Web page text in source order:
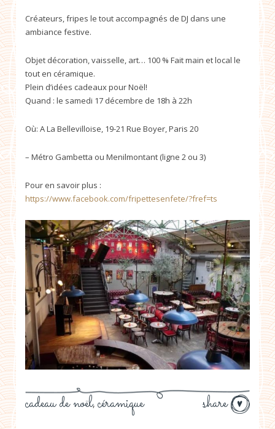
Créateurs, fripes le tout accompagnés de DJ dans une
ambiance festive.
Objet décoration, vaisselle, art… 100 % Fait main et local le
tout en céramique.
Plein d’idées cadeaux pour Noël!
Quand : le samedi 17 décembre de 18h à 22h
Où: A La Bellevilloise, 19-21 Rue Boyer, Paris 20
– Métro Gambetta ou Menilmontant (ligne 2 ou 3)
Pour en savoir plus :
https://www.facebook.com/fripettesenfete/?fref=ts
share
cadeau de noël, céramique